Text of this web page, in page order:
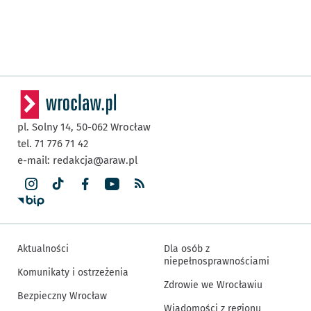
pl. Solny 14, 50-062 Wrocław
tel. 71 776 71 42
e-mail: redakcja@araw.pl
Aktualności
Komunikaty i ostrzeżenia
Bezpieczny Wrocław
Dla osób z
niepełnosprawnościami
Zdrowie we Wrocławiu
Wiadomości z regionu